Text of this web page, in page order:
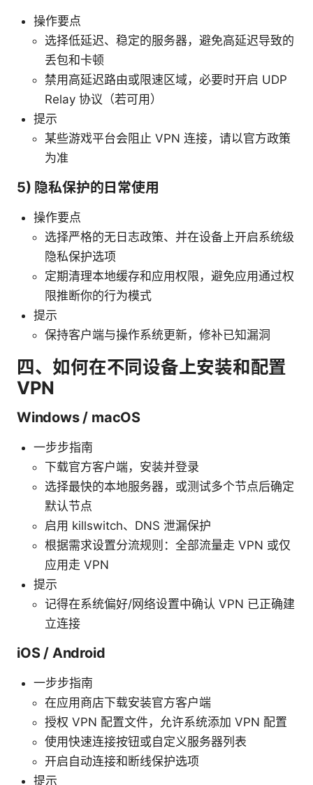
操作要点
选择低延迟、稳定的服务器，避免高延迟导致的
丢包和卡顿
禁用高延迟路由或限速区域，必要时开启 UDP
Relay 协议（若可用）
提示
某些游戏平台会阻止 VPN 连接，请以官方政策
为准
5) 隐私保护的日常使用
操作要点
选择严格的无日志政策、并在设备上开启系统级
隐私保护选项
定期清理本地缓存和应用权限，避免应用通过权
限推断你的行为模式
提示
保持客户端与操作系统更新，修补已知漏洞
四、如何在不同设备上安装和配置
VPN
Windows / macOS
一步步指南
下载官方客户端，安装并登录
选择最快的本地服务器，或测试多个节点后确定
默认节点
启用 killswitch、DNS 泄漏保护
根据需求设置分流规则：全部流量走 VPN 或仅
应用走 VPN
提示
记得在系统偏好/网络设置中确认 VPN 已正确建
立连接
iOS / Android
一步步指南
在应用商店下载安装官方客户端
授权 VPN 配置文件，允许系统添加 VPN 配置
使用快速连接按钮或自定义服务器列表
开启自动连接和断线保护选项
提示